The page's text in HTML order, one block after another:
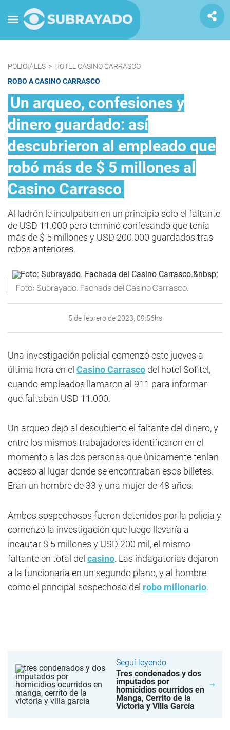
POLICIALES > HOTEL CASINO CARRASCO
ROBO A CASINO CARRASCO
Un arqueo, confesiones y
dinero guardado: así
descubrieron al empleado que
robó más de $ 5 millones al
Casino Carrasco
Al ladrón le inculpaban en un principio solo el faltante
de USD 11.000 pero terminó confesando que tenía
más de $ 5 millones y USD 200.000 guardados tras
robos anteriores.
Foto: Subrayado. Fachada del Casino Carrasco.
5 de febrero de 2023, 09:56hs
Una investigación policial comenzó este jueves a
última hora en el Casino Carrasco del hotel Sofitel,
cuando empleados llamaron al 911 para informar
que faltaban USD 11.000.
Un arqueo dejó al descubierto el faltante del dinero, y
entre los mismos trabajadores identificaron en el
momento a las dos personas que únicamente tenían
acceso al lugar donde se encontraban esos billetes.
Eran un hombre de 33 y una mujer de 48 años.
Ambos sospechosos fueron detenidos por la policía y
comenzó la investigación que luego llevaría a
incautar $ 5 millones y USD 200 mil, el mismo
faltante en total del casino. Las indagatorias dejaron
a la funcionaria en un segundo plano, y al hombre
como el principal sospechoso del robo millonario.
Seguí leyendo
Tres condenados y dos
imputados por
homicidios ocurridos en
Manga, Cerrito de la
Victoria y Villa García